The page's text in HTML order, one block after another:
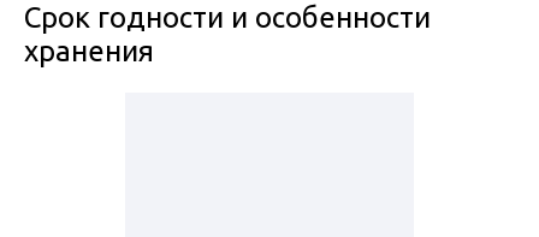
Срок годности и особенности
хранения